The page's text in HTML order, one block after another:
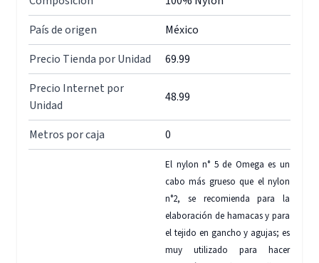
País de origen
México
Precio Tienda por Unidad
69.99
Precio Internet por
Unidad
48.99
Metros por caja 0
El nylon n° 5 de Omega es un
cabo más grueso que el nylon
n°2, se recomienda para la
elaboración de hamacas y para
el tejido en gancho y agujas; es
muy utilizado para hacer